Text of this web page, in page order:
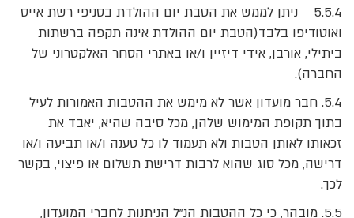
5.5.4 ניתן לממש את הטבת יום ההולדת בסניפי רשת אייס
ואוטודיפו בלבד(הטבת יום ההולדת אינה תקפה ברשתות
ביתילי, אורבן, אידי דיזיין ו/או באתרי הסחר האלקטרוני של
החברה).
5.4. חבר מועדון אשר לא מימש את ההטבות האמורות לעיל
בתוך תקופת המימוש שלהן, מכל סיבה שהיא, יאבד את
זכאותו לאותן הטבות ולא תעמוד לו כל טענה ו/או תביעה ו/או
דרישה, מכל סוג שהוא לרבות דרישת תשלום או פיצוי, בקשר
לכך.
5.5. מובהר, כי כל ההטבות הנ"ל הניתנות לחברי המועדון,